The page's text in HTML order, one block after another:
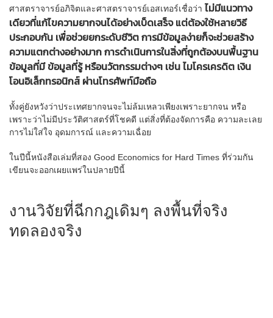
ศาสตราจารย์อภิจิตและศาสตราจารย์เอสเทอร์เชื่อว่า ไม่มีแนวทาง
เดียวที่แก้ไขความยากจนได้อย่างเบ็ดเสร็จ แต่ต้องใช้หลายวิธี
ประกอบกัน เพื่อช่วยยกระดับชีวิต การมีข้อมูลง่ายก็จะช่วยสร้าง
ความแตกต่างอย่างมาก การดำเนินการในสิ่งที่ถูกต้องบนพื้นฐาน
ข้อมูลที่มี ข้อมูลที่รู้ หรือนวัตกรรมต่างๆ เช่น ไมโครเครดิต เงิน
โอนอิเล็กทรอนิกส์ ผ่านโทรศัพท์มือถือ
ทั้งคู่ยังหวังว่าประเทศยากจนจะไม่ล้มเหลวเพียงเพราะยากจน หรือ
เพราะว่าไม่มีประวัติศาสตร์ที่โชคดี แต่สิ่งที่ต้องจัดการคือ ความละเลย
การไม่ใส่ใจ อุดมการณ์ และความเฉื่อย
ในปีนี้หนังสือเล่มที่สอง Good Economics for Hard Times ที่ร่วมกัน
เขียนจะออกเผยแพร่ในปลายปีนี้
งานวิจัยที่ฉีกกฎเดิมๆ ลงพื้นที่จริง
ทดลองจริง